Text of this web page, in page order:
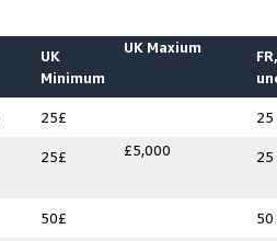
UK
Minimum
UK Maxium
25£ 25
25£ £5,000 25
50£ 50